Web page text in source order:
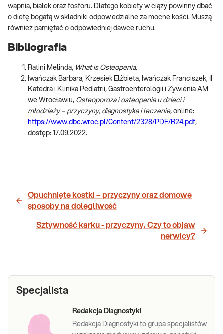
wapnia, białek oraz fosforu. Dlatego kobiety w ciąży powinny dbać
o dietę bogatą w składniki odpowiedzialne za mocne kości. Muszą
również pamiętać o odpowiedniej dawce ruchu.
Bibliografia
Ratini Melinda, What is Osteopenia,
Iwańczak Barbara, Krzesiek Elżbieta, Iwańczak Franciszek, II
Katedra i Klinika Pediatrii, Gastroenterologii i Żywienia AM
we Wrocławiu, Osteoporoza i osteopenia u dzieci i
młodzieży – przyczyny, diagnostyka i leczenie, online:
https://www.dbc.wroc.pl/Content/2328/PDF/R24.pdf,
dostęp: 17.09.2022.
Opuchnięte kostki – przyczyny oraz domowe
sposoby na dolegliwość
Sztywność karku - przyczyny. Czy to objaw
nerwicy?
Specjalista
Redakcja Diagnostyki
Redakcja Diagnostyki to grupa specjalistów